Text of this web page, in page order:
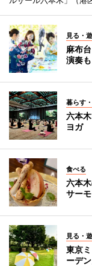
見る・
麻布
演奏も
暮らす
六本
ヨガ
食べる
六本
サー
見る・
東京
ーデ